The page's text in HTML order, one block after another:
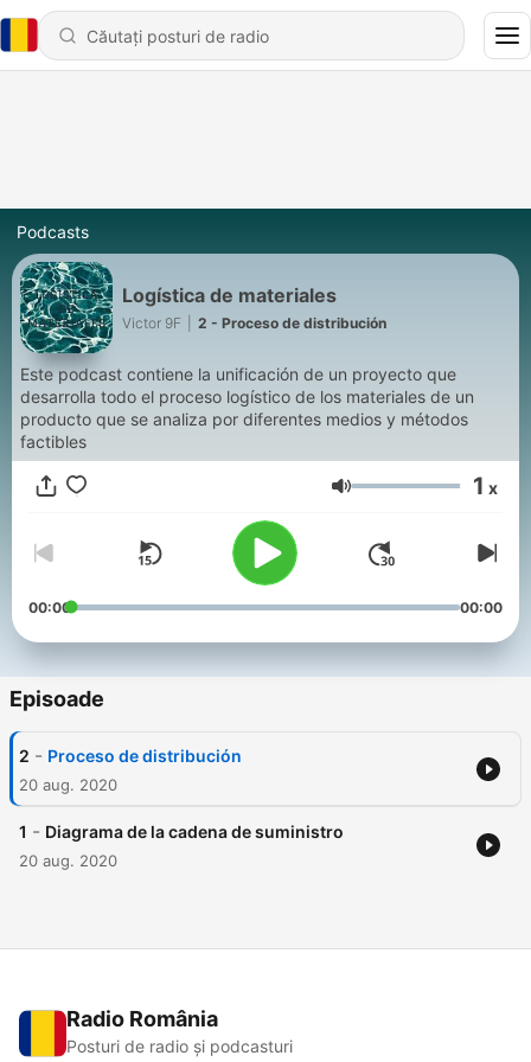
Podcasts
Logística de materiales
Victor 9F 2 - Proceso de distribución
Este podcast contiene la unificación de un proyecto que
desarrolla todo el proceso logístico de los materiales de un
producto que se analiza por diferentes medios y métodos
factibles
Volum 1 x
00:00 00:00
Episoade
2 - Proceso de distribución
20 aug. 2020
1 - Diagrama de la cadena de suministro
20 aug. 2020
Radio România
Posturi de radio și podcasturi